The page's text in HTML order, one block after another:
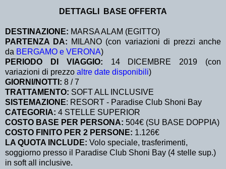
DETTAGLI BASE OFFERTA
DESTINAZIONE: MARSA ALAM (EGITTO)
PARTENZA DA: MILANO (con variazioni di prezzi anche
da BERGAMO e VERONA)
PERIODO DI VIAGGIO: 14 DICEMBRE 2019 (con
variazioni di prezzo altre date disponibili)
GIORNI/NOTTI: 8 / 7
TRATTAMENTO: SOFT ALL INCLUSIVE
SISTEMAZIONE: RESORT - Paradise Club Shoni Bay
CATEGORIA: 4 STELLE SUPERIOR
COSTO BASE PER PERSONA: 504€ (SU BASE DOPPIA)
COSTO FINITO PER 2 PERSONE: 1.126€
LA QUOTA INCLUDE: Volo speciale, trasferimenti,
soggiorno presso il Paradise Club Shoni Bay (4 stelle sup.)
in soft all inclusive.